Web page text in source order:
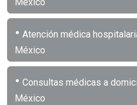
• Atención médica
México
• Consultas médicas a
México